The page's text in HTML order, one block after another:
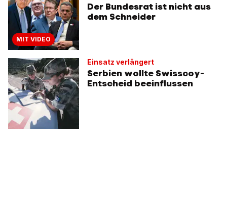
MIT VIDEO
Der Bundesrat ist nicht aus
dem Schneider
Einsatz verlängert
Serbien wollte Swisscoy-
Entscheid beeinflussen